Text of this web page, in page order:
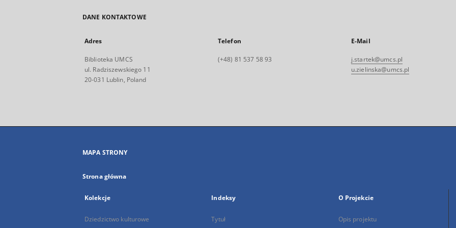
DANE KONTAKTOWE
Adres
Biblioteka UMCS
ul. Radziszewskiego 11
20-031 Lublin, Poland
Telefon
(+48) 81 537 58 93
E-Mail
j.startek@umcs.pl
u.zielinska@umcs.pl
MAPA STRONY
Strona główna
Kolekcje
Dziedzictwo kulturowe
Indeksy
Tytuł
O Projekcie
Opis projektu